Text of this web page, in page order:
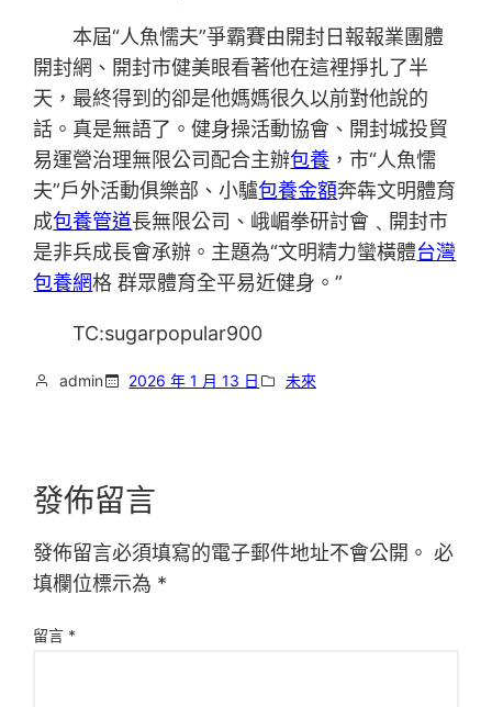
本屆“人魚懦夫”爭霸賽由開封日報報業團體
開封網、開封市健美眼看著他在這裡掙扎了半
天，最終得到的卻是他媽媽很久以前對他說的
話。真是無語了。健身操活動協會、開封城投貿
易運營治理無限公司配合主辦包養 ，市“人魚懦
夫”戶外活動俱樂部、小驢包養金額奔犇文明體育
成包養管道長無限公司、峨嵋拳研討會﹑開封市
是非兵成長會承辦。主題為“文明精力蠻橫體台灣
包養網格 群眾體育全平易近健身。”
TC:sugarpopular900
admin 2026 年 1 月 13 日 未來
發佈留言
發佈留言必須填寫的電子郵件地址不會公開。 必
填欄位標示為 *
留言 *